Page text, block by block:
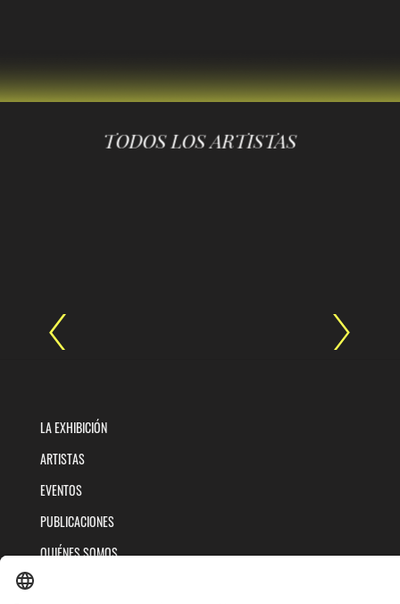
TODOS LOS ARTISTAS
LA EXHIBICIÓN
ARTISTAS
EVENTOS
PUBLICACIONES
QUIÉNES SOMOS